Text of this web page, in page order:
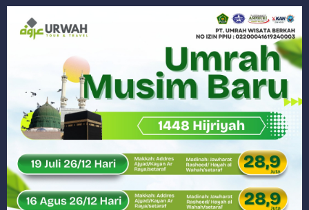
Rahmat Saleh Resmikan Hunian Tetap KARTA untuk Korban Banjir Bandang di Sumbar
Gelar Musdalub, Ini Tujuan Partai Demokrat Sumbar
Wakili Gubernur Sumbar, Kabiro Kesra Hadiri dan Berikan Arahan pada MTQ Nasional ke-50 Tingkat Kec. Sungai Limau
RELIS KEJAKSAAN TINGGI SUMATERA BARAT
RELIS KEJAKSAAN TINGGI SUMATERA BARAT
RELIS KEJAKSAAN TINGGI SUMATERA BARAT
Peringati Hari Koperasi ke-79, Wagub Sumbar Dorong Koperasi Jadi Motor Penggerak Ekonomi Rakyat